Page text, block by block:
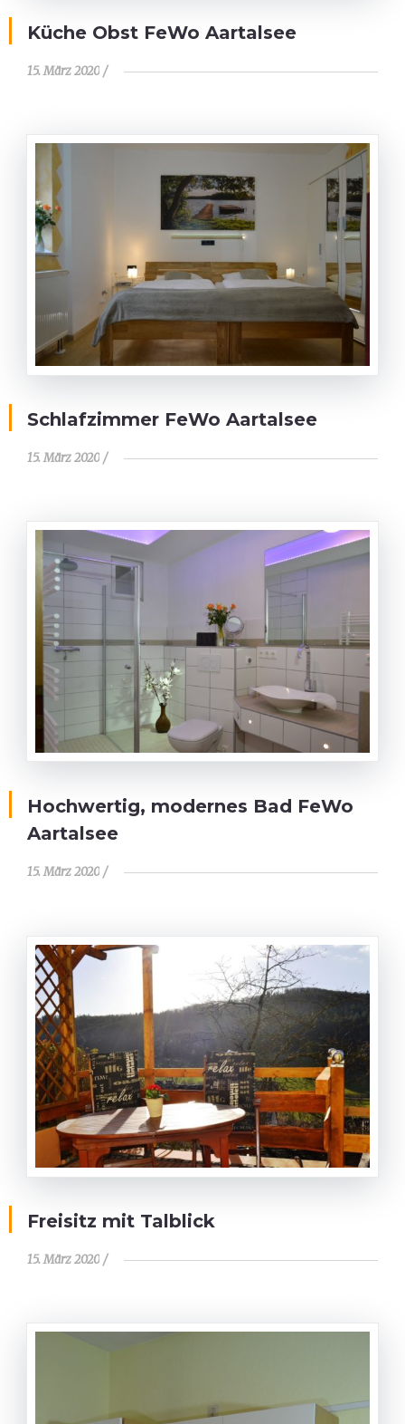
Küche Obst FeWo Aartalsee
15. März 2020
Schlafzimmer FeWo Aartalsee
15. März 2020
Hochwertig, modernes Bad FeWo
Aartalsee
15. März 2020
Freisitz mit Talblick
15. März 2020